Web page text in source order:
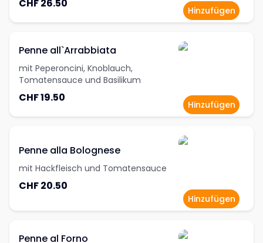
CHF 26.50
Hinzufügen
Penne all`Arrabbiata
mit Peperoncini, Knoblauch,
Tomatensauce und Basilikum
CHF 19.50
Hinzufügen
Penne alla Bolognese
mit Hackfleisch und Tomatensauce
CHF 20.50
Hinzufügen
Penne al Forno